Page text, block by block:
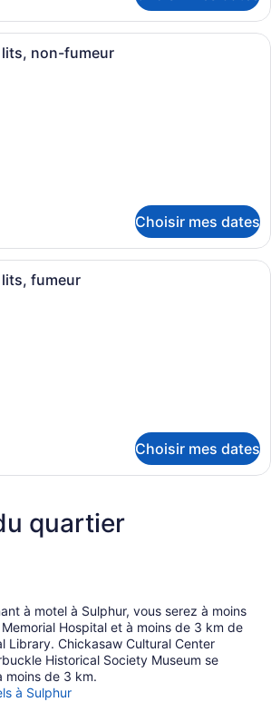
Bureau, espace de travail pour
non-fumeur
Choisir mes dates
Bureau, espace de travail pour
fumeur
Choisir mes dates
quartier
à motel à Sulphur, vous serez à moins
Hospital et à moins de 3 km de
Library. Chickasaw Cultural Center
Historical Society Museum se
moins de 3 km.
à Sulphur